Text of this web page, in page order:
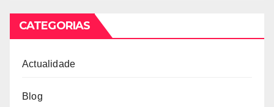
CATEGORIAS
Actualidade
Blog